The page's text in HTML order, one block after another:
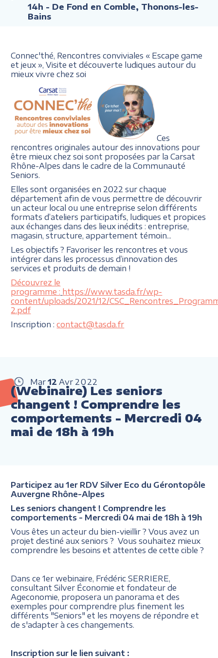
14h - De Fond en Comble, Thonons-les-
Bains
Connec'thé, Rencontres conviviales « Escape game
et jeux »,Visite et découverte ludiquesautour du
mieux vivre chez soi
Ces
rencontres originales autour des innovations pour
être mieux chez soi sont proposées par la Carsat
Rhône-Alpes dans le cadre de la Communauté
Seniors.
Elles sont organisées en 2022 sur chaque
département afin de vous permettre de découvrir
un acteur local ou une entreprise selon différents
formats d’ateliers participatifs, ludiques et propices
aux échanges dans des lieux inédits : entreprise,
magasin, structure, appartement témoin...
Les objectifs ? Favoriser les rencontres et vous
intégrer dans les processus d’innovation des
services et produits de demain !
Découvrez le
programme : https://www.tasda.fr/wp-
content/uploads/2021/12/
2.pdf
Inscription :contact@tasda.fr
Mar 12 Avr 2022
(Webinaire) Les seniors
changent ! Comprendre les
comportements - Mercredi 04
mai de 18h à 19h
Participez au 1er RDV Silver Eco du Gérontopôle
Auvergne Rhône-Alpes
Les seniors changent ! Comprendre les
comportements - Mercredi 04 mai de 18h à 19h
Vous êtes un acteur du bien-vieillir ? Vous avez un
projet destiné aux seniors ? Vous souhaitez mieux
comprendre les besoins et attentes de cette cible ?
Dans ce 1er webinaire, Frédéric SERRIERE,
consultant Silver Économie et fondateur de
Ageconomie, proposera un panorama et des
exemples pour comprendre plus finement les
différents "Seniors" et les moyens de répondre et
de s'adapter à ces changements.
Inscription sur le lien suivant :